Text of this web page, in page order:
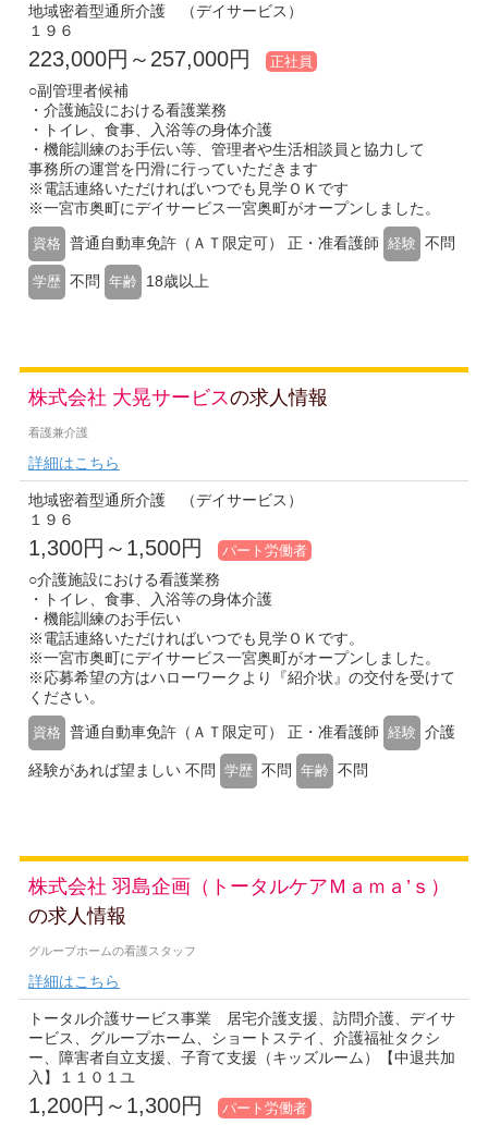
地域密着型通所介護 （デイサービス）
１９６
223,000円～257,000円 正社員
○副管理者候補
・介護施設における看護業務
・トイレ、食事、入浴等の身体介護
・機能訓練のお手伝い等、管理者や生活相談員と協力して
事務所の運営を円滑に行っていただきます
※電話連絡いただければいつでも見学ＯＫです
※一宮市奥町にデイサービス一宮奥町がオープンしました。
資格 普通自動車免許（ＡＴ限定可） 正・准看護師 経験 不問
学歴 不問 年齢 18歳以上
株式会社 大晃サービスの求人情報
看護兼介護
詳細はこちら
地域密着型通所介護 （デイサービス）
１９６
1,300円～1,500円 パート労働者
○介護施設における看護業務
・トイレ、食事、入浴等の身体介護
・機能訓練のお手伝い
※電話連絡いただければいつでも見学ＯＫです。
※一宮市奥町にデイサービス一宮奥町がオープンしました。
※応募希望の方はハローワークより『紹介状』の交付を受けて
ください。
資格 普通自動車免許（ＡＴ限定可） 正・准看護師 経験 介護
経験があれば望ましい 不問 学歴 不問 年齢 不問
株式会社 羽島企画（トータルケアＭａｍａ’ｓ）
の求人情報
グループホームの看護スタッフ
詳細はこちら
トータル介護サービス事業 居宅介護支援、訪問介護、デイサ
ービス、グループホーム、ショートステイ、介護福祉タクシ
ー、障害者自立支援、子育て支援（キッズルーム）【中退共加
入】１１０１ユ
1,200円～1,300円 パート労働者